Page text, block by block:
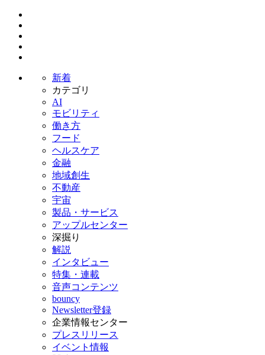
新着
カテゴリ
AI
モビリティ
働き方
フード
ヘルスケア
金融
地域創生
不動産
宇宙
製品・サービス
アップルセンター
深掘り
解説
インタビュー
特集・連載
音声コンテンツ
bouncy
Newsletter登録
企業情報センター
プレスリリース
イベント情報